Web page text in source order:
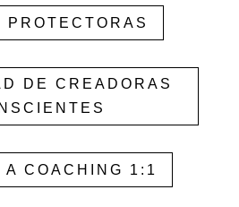
PROTECTORAS
DE CREADORAS
A COACHING 1:1